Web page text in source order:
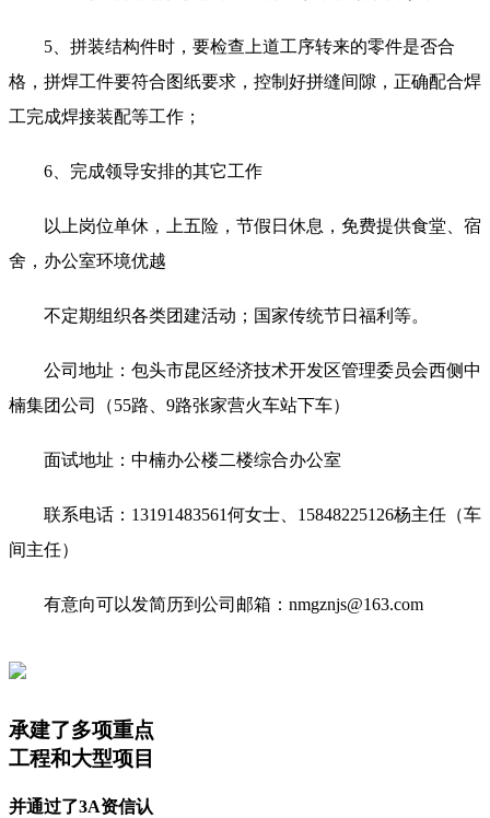
5、拼装结构件时，要检查上道工序转来的零件是否合
格，拼焊工件要符合图纸要求，控制好拼缝间隙，正确配合焊
工完成焊接装配等工作；
6、完成领导安排的其它工作
以上岗位单休，上五险，节假日休息，免费提供食堂、宿
舍，办公室环境优越
不定期组织各类团建活动；国家传统节日福利等。
公司地址：包头市昆区经济技术开发区管理委员会西侧中
楠集团公司（55路、9路张家营火车站下车）
面试地址：中楠办公楼二楼综合办公室
联系电话：13191483561何女士、 15848225126杨主任（车
间主任）
有意向可以发简历到公司邮箱：nmgznjs@163.com
承建了多项重点
工程和大型项目
并通过了3A资信认